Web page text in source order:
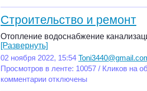
Строительство и ремонт
Отопление водоснабжение
[Развернуть]
02 ноября 2022, 15:54
Просмотров в ленте: 10057 / Кликов на
комментарии отключены